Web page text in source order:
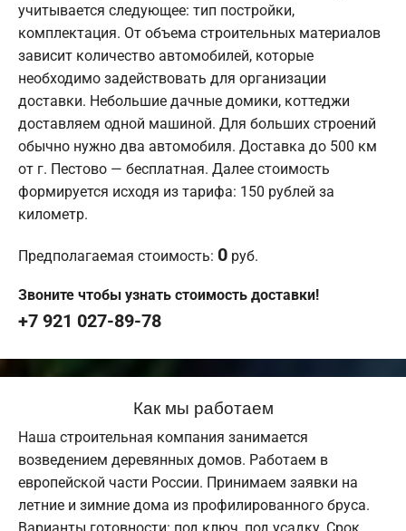
учитывается следующее: тип постройки,
комплектация. От объема строительных материалов
зависит количество автомобилей, которые
необходимо задействовать для организации
доставки. Небольшие дачные домики, коттеджи
доставляем одной машиной. Для больших строений
обычно нужно два автомобиля. Доставка до 500 км
от г. Пестово — бесплатная. Далее стоимость
формируется исходя из тарифа: 150 рублей за
километр.
Предполагаемая стоимость: 0 руб.
Звоните чтобы узнать стоимость доставки!
+7 921 027-89-78
Как мы работаем
Наша строительная компания занимается
возведением деревянных домов. Работаем в
европейской части России. Принимаем заявки на
летние и зимние дома из профилированного бруса.